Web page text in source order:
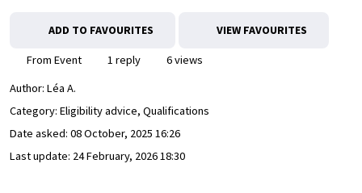
ADD TO FAVOURITES VIEW FAVOURITES
From Event 1 reply
6 views
Author: Léa A.
Category: Eligibility advice, Qualifications
Date asked: 08 October, 2025 16:26
Last update: 24 February, 2026 18:30